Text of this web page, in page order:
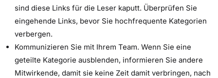
sind diese Links für die Leser kaputt. Überprüfen Sie
eingehende Links, bevor Sie hochfrequente Kategorien
verbergen.
Kommunizieren Sie mit Ihrem Team. Wenn Sie eine
geteilte Kategorie ausblenden, informieren Sie andere
Mitwirkende, damit sie keine Zeit damit verbringen, nach